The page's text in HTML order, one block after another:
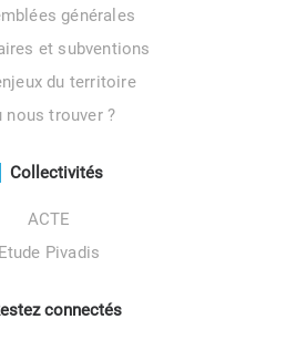
générales
et subventions
du territoire
nous trouver ?
Collectivités
ACTE
Etude Pivadis
connectés